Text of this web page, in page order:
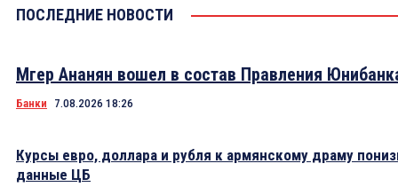
ПОСЛЕДНИЕ НОВОСТИ
Мгер Ананян вошел в состав Правления
Банки 7.08.2026 18:26
Курсы евро, доллара и рубля к армянскому драму
данные ЦБ